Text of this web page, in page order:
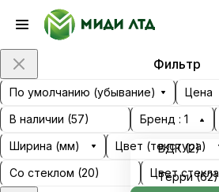
Фильтр
По умолчанию (убывание)
Цена
В наличии (57) Бренд : 1
ВДК (2)
Терри (62)
Ширина (мм)
Цвет (текстура)
Со стеклом (20) Цвет стекла